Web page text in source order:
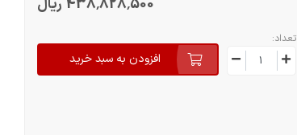
438٬828٬500 ریال
تعداد:
افزودن به سبد خرید